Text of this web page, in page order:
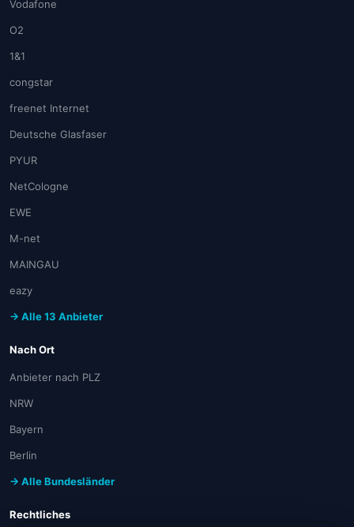
Vodafone
O2
1&1
congstar
freenet Internet
Deutsche Glasfaser
PYUR
NetCologne
EWE
M-net
MAINGAU
eazy
→ Alle 13 Anbieter
Nach Ort
Anbieter nach PLZ
NRW
Bayern
Berlin
→ Alle Bundesländer
Rechtliches